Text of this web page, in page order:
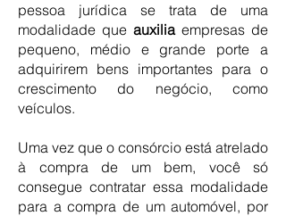
pessoa jurídica se trata de uma
modalidade que auxilia empresas de
pequeno, médio e grande porte a
adquirirem bens importantes para o
crescimento do negócio, como
veículos.
Uma vez que o consórcio está atrelado
à compra de um bem, você só
consegue contratar essa modalidade
para a compra de um automóvel, por